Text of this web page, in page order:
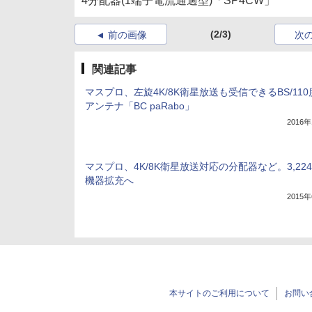
前の画像 (2/3) 次
関連記事
マスプロ、左旋4K/8K衛星放送も受信できるBS/110
アンテナ「BC paRabo」
2016
マスプロ、4K/8K衛星放送対応の分配器など。
機器拡充へ
2015
本サイトのご利用について お問い